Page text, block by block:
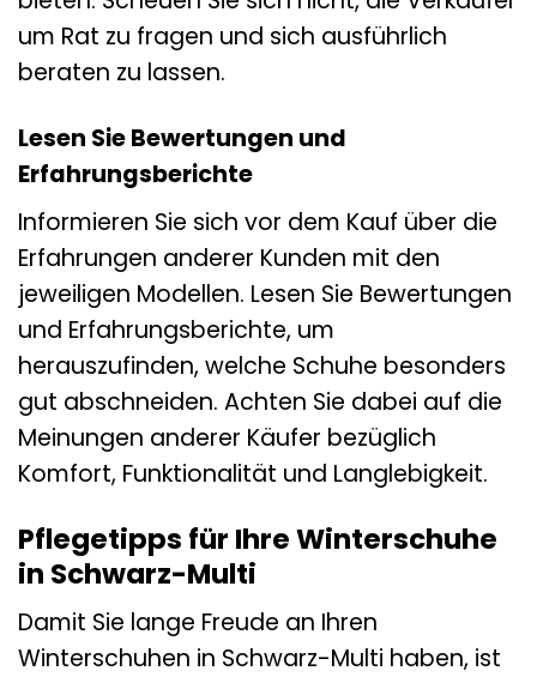
um Rat zu fragen und sich ausführlich
beraten zu lassen.
Lesen Sie Bewertungen und
Erfahrungsberichte
Informieren Sie sich vor dem Kauf über die
Erfahrungen anderer Kunden mit den
jeweiligen Modellen. Lesen Sie Bewertungen
und Erfahrungsberichte, um
herauszufinden, welche Schuhe besonders
gut abschneiden. Achten Sie dabei auf die
Meinungen anderer Käufer bezüglich
Komfort, Funktionalität und Langlebigkeit.
Pflegetipps für Ihre Winterschuhe
in Schwarz-Multi
Damit Sie lange Freude an Ihren
Winterschuhen in Schwarz-Multi haben, ist